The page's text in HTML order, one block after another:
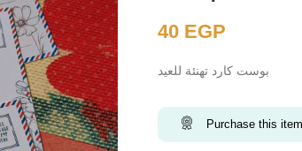
40 EGP
بوست كارد تهنئة للعيد
Purchase this